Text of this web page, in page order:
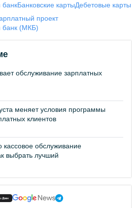
банкБанковские картыДебетовые карты
проект
банк (МКБ)
обслуживание зарплатных
меняет условия программы
клиентов
обслуживание
выбрать лучший